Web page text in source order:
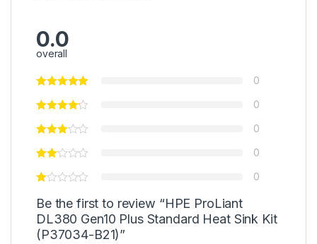
0.0
overall
0
0
0
0
0
Be the first to review “HPE ProLiant
DL380 Gen10 Plus Standard Heat Sink Kit
(P37034-B21)”